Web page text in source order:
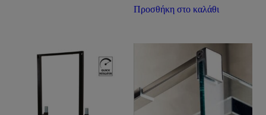
Προσθήκη στο καλάθι